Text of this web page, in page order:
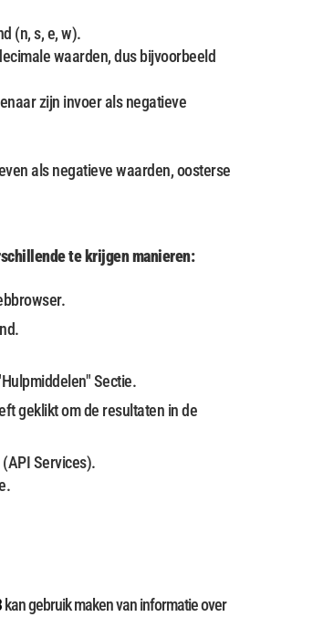
(n, s, e, w).
waarden, dus bijvoorbeeld
zijn invoer als negatieve
als negatieve waarden, oosterse
te krijgen manieren:
Sectie.
geklikt om de resultaten in de
Services).
kan gebruik maken van informatie over